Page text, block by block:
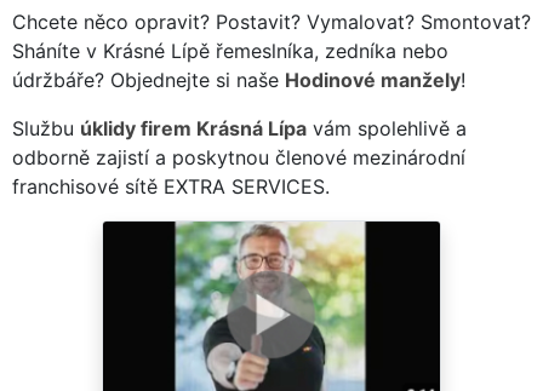
Chcete něco opravit? Postavit? Vymalovat? Smontovat?
Sháníte v Krásné Lípě řemeslníka, zedníka nebo
údržbáře? Objednejte si naše Hodinové manžely!
Službu úklidy firem Krásná Lípa vám spolehlivě a
odborně zajistí a poskytnou členové mezinárodní
franchisové sítě EXTRA SERVICES.